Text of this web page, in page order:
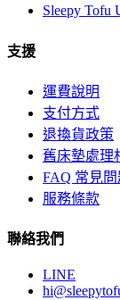
Sleepy Tofu
支援
運費說明
支付方式
退換貨政策
舊床墊處理
FAQ 常見問
服務條款
聯絡我們
LINE